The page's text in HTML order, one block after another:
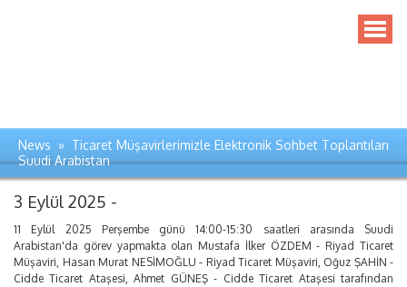
News » Ticaret Müşavirlerimizle Elektronik Sohbet Toplantıları
Suudi Arabistan
3 Eylül 2025 -
11 Eylül 2025 Perşembe günü 14:00-15:30 saatleri arasında Suudi
Arabistan'da görev yapmakta olan Mustafa İlker ÖZDEM - Riyad Ticaret
Müşaviri, Hasan Murat NESİMOĞLU - Riyad Ticaret Müşaviri, Oğuz ŞAHİN -
Cidde Ticaret Ataşesi, Ahmet GÜNEŞ - Cidde Ticaret Ataşesi tarafından